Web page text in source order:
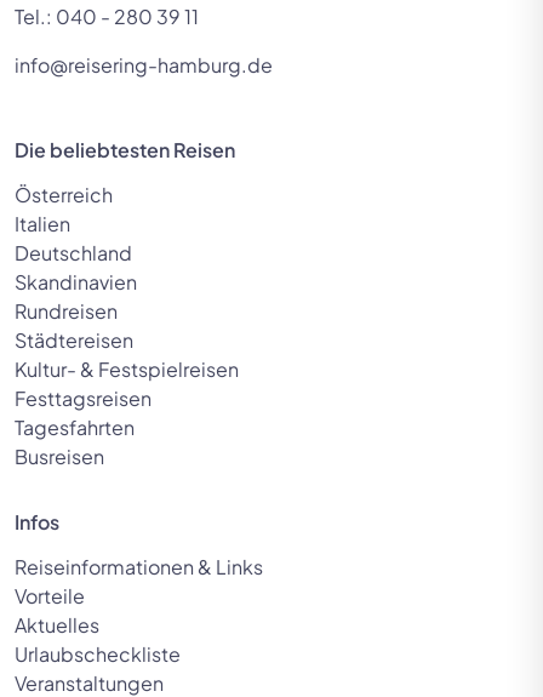
Tel.: 040 - 280 39 11
info@reisering-hamburg.de
Die beliebtesten Reisen
Österreich
Italien
Deutschland
Skandinavien
Rundreisen
Städtereisen
Kultur- & Festspielreisen
Festtagsreisen
Tagesfahrten
Busreisen
Infos
Reiseinformationen & Links
Vorteile
Aktuelles
Urlaubscheckliste
Veranstaltungen